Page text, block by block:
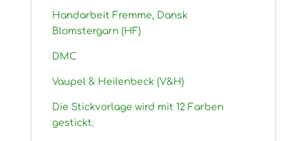
Handarbeit Fremme, Dansk
Blomstergarn (HF)
DMC
Vaupel & Heilenbeck (V&H)
Die Stickvorlage wird mit 12 Farben
gestickt.